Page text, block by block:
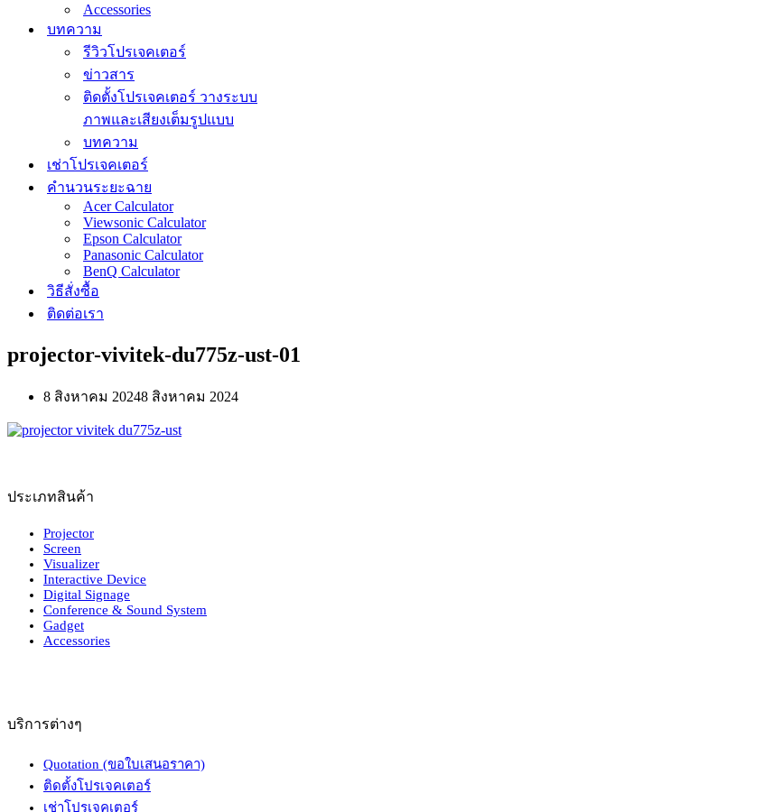
Accessories
บทความ
รีวิวโปรเจคเตอร์
ข่าวสาร
ติดตั้งโปรเจคเตอร์ วางระบบ
ภาพและเสียงเต็มรูปแบบ
บทความ
เช่าโปรเจคเตอร์
คำนวนระยะฉาย
Acer Calculator
Viewsonic Calculator
Epson Calculator
Panasonic Calculator
BenQ Calculator
วิธีสั่งซื้อ
ติดต่อเรา
projector-vivitek-du775z-ust-01
8 สิงหาคม 20248 สิงหาคม 2024
ประเภทสินค้า
Projector
Screen
Visualizer
Interactive Device
Digital Signage
Conference & Sound System
Gadget
Accessories
บริการต่างๆ
Quotation (ขอใบเสนอราคา)
ติดตั้งโปรเจคเตอร์
เช่าโปรเจคเตอร์